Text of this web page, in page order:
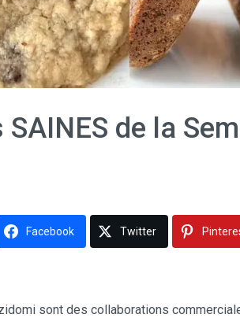
de la
Facebook Twitter
sont des collaborations